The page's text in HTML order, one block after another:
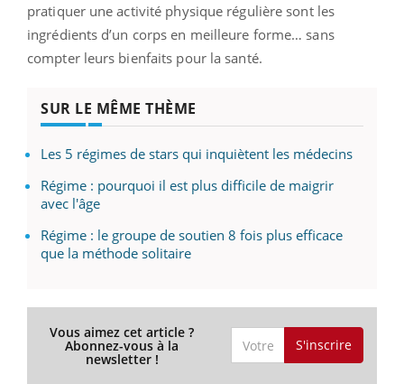
pratiquer une activité physique régulière sont les
ingrédients d’un corps en meilleure forme… sans
compter leurs bienfaits pour la santé.
SUR LE MÊME THÈME
Les 5 régimes de stars qui inquiètent les médecins
Régime : pourquoi il est plus difficile de maigrir
avec l'âge
Régime : le groupe de soutien 8 fois plus efficace
que la méthode solitaire
Vous aimez cet article ?
Abonnez-vous à la
newsletter !
S'inscrire